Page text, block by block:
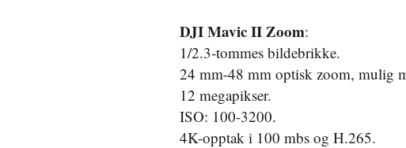
DJI Mavic II Zoom:
1/2.3-tommes bildebrikke.
24 mm-48 mm optisk zoom, mulig
12 megapikser.
ISO: 100-3200.
4K-opptak i 100 mbs og H.265.